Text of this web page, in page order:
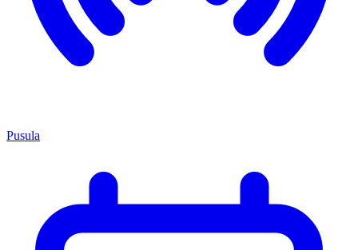
Pusula